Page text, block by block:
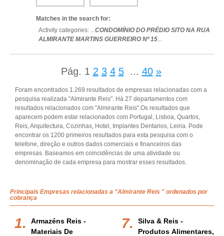
Matches in the search for:
Activity categories: ...CONDOMÍNIO DO PRÉDIO SITO NA RUA
ALMIRANTE MARTINS GUERREIRO Nº 15...
Pág. 1 2 3 4 5 ... 40 »
Foram encontrados 1.269 resultados de empresas relacionadas com a
pesquisa realizada "Almirante Reis". Há 27 departamentos com
resultados relacionados com "Almirante Reis".Os resultados que
aparecem podem estar relacionados com Portugal, Lisboa, Quartos,
Reis, Arquitectura, Cozinhas, Hotel, Implantes Dentarios, Leiria. Pode
encontrar os 1200 primeiros resultados para esta pesquisa com o
telefone, direção e outros dados comerciais e financeiros das
empresas. Baseamos em coincidências de uma atividade ou
denominação de cada empresa para mostrar esses resultados.
Principais Empresas relacionadas a "Almirante Reis " ordenados por
cobrança
Armazéns Reis -
Materiais De
Silva & Reis -
Produtos Alimentares,